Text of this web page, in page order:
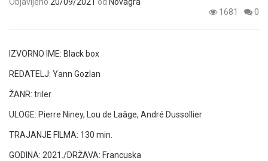
Objavljeno 20/09/2021 od Novagra
1681
0
IZVORNO IME: Black box
REDATELJ: Yann Gozlan
ŽANR: triler
ULOGE: Pierre Niney, Lou de Laâge, André Dussollier
TRAJANJE FILMA: 130 min.
GODINA: 2021./DRŽAVA: Francuska